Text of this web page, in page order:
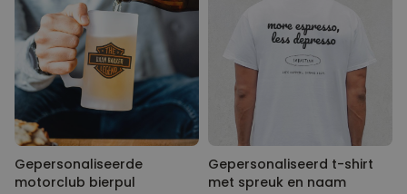
Gepersonaliseerde
motorclub bierpul
Gepersonaliseerd t-shirt
met spreuk en naam